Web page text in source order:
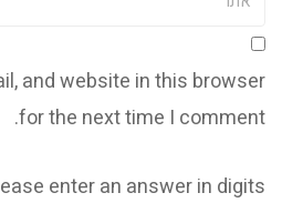
and website in this browser
for the next time I comment.
enter an answer in digits: